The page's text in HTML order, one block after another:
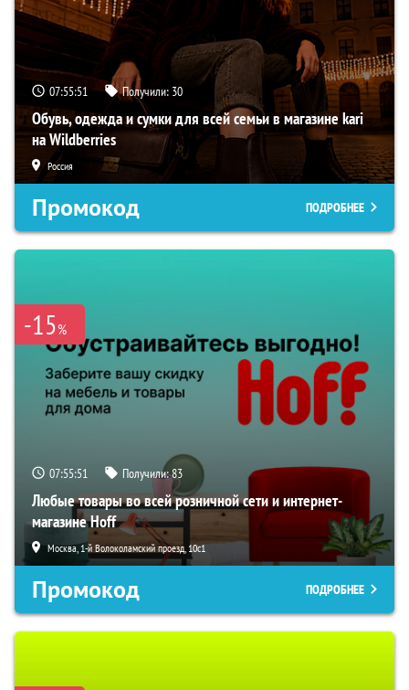
07:55:50 Получили: 30
Обувь, одежда и сумки для всей семьи в магазине kari
на Wildberries
Россия
Промокод ПОДРОБНЕЕ
-15%
07:55:50 Получили:83
Любые товары во всей розничной сети и интернет-
магазине Hoff
Москва, 1-й Волоколамский проезд, 10с1
Промокод ПОДРОБНЕЕ